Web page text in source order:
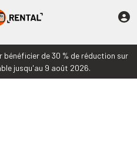
bénéficier de 30 % de réduction sur
jusqu'au 9 août 2026.